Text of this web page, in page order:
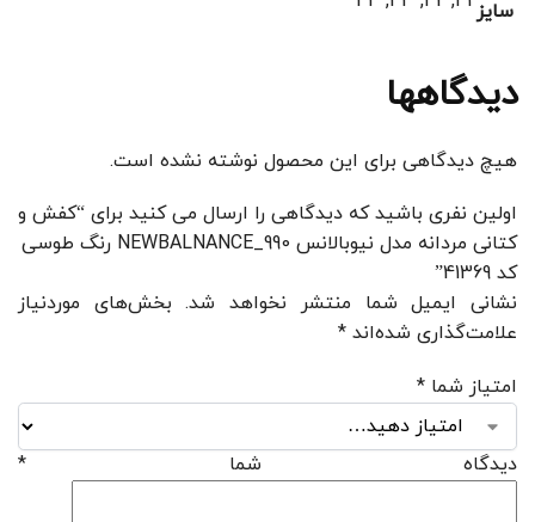
سایز
دیدگاهها
هیچ دیدگاهی برای این محصول نوشته نشده است.
اولین نفری باشید که دیدگاهی را ارسال می کنید برای “کفش و
کتانی مردانه مدل نیوبالانس NEWBALNANCE_990 رنگ طوسی
کد 41369”
نشانی ایمیل شما منتشر نخواهد شد. بخش‌های موردنیاز
علامت‌گذاری شده‌اند *
امتیاز شما *
دیدگاه شما *